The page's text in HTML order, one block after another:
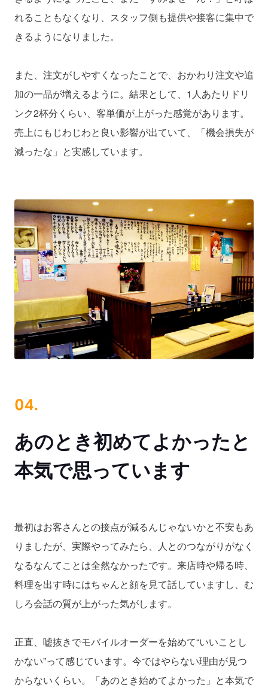
れることもなくなり、スタッフ側も提供や接客に集中で
きるようになりました。
また、注文がしやすくなったことで、おかわり注文や追
加の一品が増えるように。結果として、1人あたりドリ
ンク2杯分くらい、客単価が上がった感覚があります。
売上にもじわじわと良い影響が出ていて、「機会損失が
減ったな」と実感しています。
あのとき初めてよかったと
本気で思っています
最初はお客さんとの接点が減るんじゃないかと不安もあ
りましたが、実際やってみたら、人とのつながりがなく
なるなんてことは全然なかったです。来店時や帰る時、
料理を出す時にはちゃんと顔を見て話していますし、む
しろ会話の質が上がった気がします。
正直、嘘抜きでモバイルオーダーを始めて“いいことし
かない”って感じています。今ではやらない理由が見つ
からないくらい。「あのとき始めてよかった」と本気で